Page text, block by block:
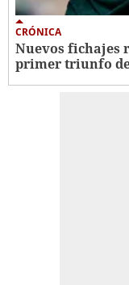
CRÓNICA
Nuevos fichajes
primer triunfo